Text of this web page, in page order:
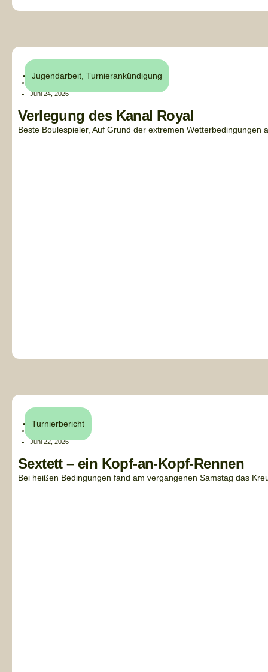
Jugendarbeit Turnierankündigung
Alex
Juni 24, 2026
Verlegung des Kanal Royal
Beste Boulespieler, Auf Grund der extremen
Turnierbericht
Juni 22, 2026
Sextett – ein Kopf-an-Kopf-Rennen
Bei heißen Bedingungen fand am vergangenen Samstag das